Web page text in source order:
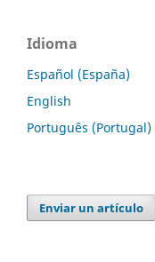
Idioma
Español (España)
English
Português (Portugal)
Enviar un artículo